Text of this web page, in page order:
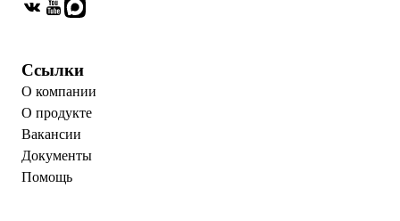
Ссылки
О компании
О продукте
Вакансии
Документы
Помощь